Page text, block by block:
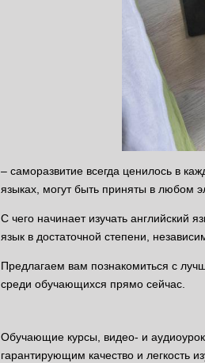
– саморазвитие всегда ценилось в
языках, могут быть приняты в любом
С чего начинает изучать английский
язык в достаточной степени,
Предлагаем вам познакомиться с
среди обучающихся прямо сейчас.
Обучающие курсы, видео- и
гарантирующим качество и легкость